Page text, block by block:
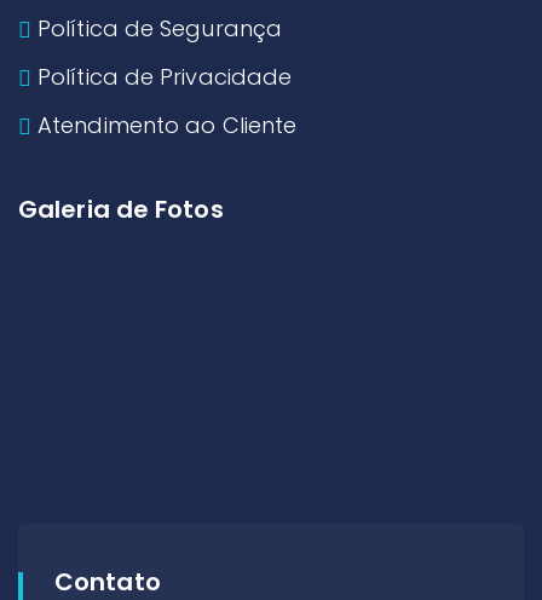
Política de Segurança
Política de Privacidade
Atendimento ao Cliente
Galeria de Fotos
Contato